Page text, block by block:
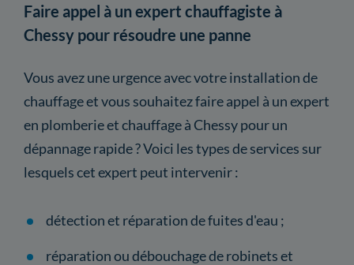
Faire appel à un expert chauffagiste à
Chessy pour résoudre une panne
Vous avez une urgence avec votre installation de
chauffage et vous souhaitez faire appel à un expert
en plomberie et chauffage à Chessy pour un
dépannage rapide ? Voici les types de services sur
lesquels cet expert peut intervenir :
détection et réparation de fuites d'eau ;
réparation ou débouchage de robinets et